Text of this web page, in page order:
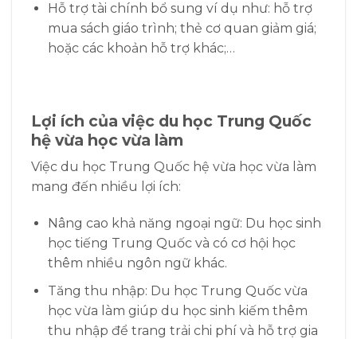
Hỗ trợ tài chính bổ sung ví dụ như: hỗ trợ
mua sách giáo trình; thẻ cơ quan giảm giá;
hoặc các khoản hỗ trợ khác;…
Lợi ích của việc du học Trung Quốc
hệ vừa học vừa làm
Việc du học Trung Quốc hệ vừa học vừa làm
mang đến nhiều lợi ích:
Nâng cao khả năng ngoại ngữ: Du học sinh
học tiếng Trung Quốc và có cơ hội học
thêm nhiều ngôn ngữ khác.
Tăng thu nhập: Du học Trung Quốc vừa
học vừa làm giúp du học sinh kiếm thêm
thu nhập để trang trải chi phí và hỗ trợ gia